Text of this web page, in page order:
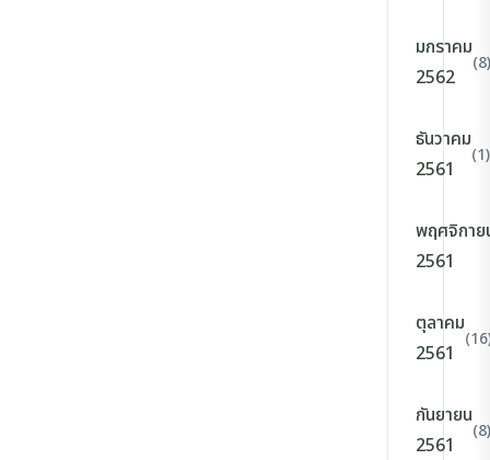
มกราคม
2562
(8)
ธันวาคม
2561
(1)
พฤศจิกาย
2561
ตุลาคม
2561
กันยายน
2561
(8)